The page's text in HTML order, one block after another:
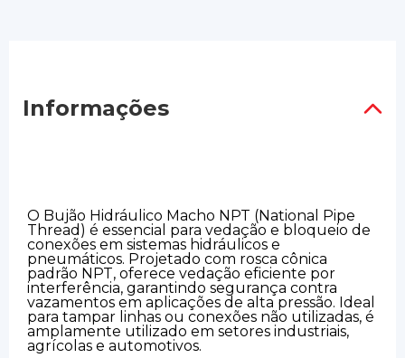
Informações
O Bujão Hidráulico Macho NPT (National Pipe
Thread) é essencial para vedação e bloqueio de
conexões em sistemas hidráulicos e
pneumáticos. Projetado com rosca cônica
padrão NPT, oferece vedação eficiente por
interferência, garantindo segurança contra
vazamentos em aplicações de alta pressão. Ideal
para tampar linhas ou conexões não utilizadas, é
amplamente utilizado em setores industriais,
agrícolas e automotivos.